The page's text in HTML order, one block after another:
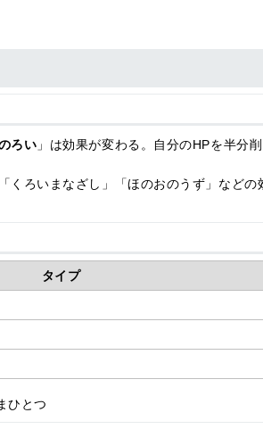
ろい 」は効果が変わる。自分のHPを半分
くろいまなざし」「ほのおのうず」などの
タイプ
ひとつ